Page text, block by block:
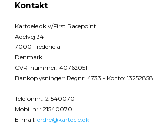
Kontakt
Kartdele.dk v/First Racepoint
Adelvej 34
7000 Fredericia
Denmark
CVR-nummer: 40762051
Bankoplysninger: Regnr: 4733 - Konto: 13252858
Telefonnr. : 21540070
Mobil nr. : 21540070
E-mail: ordre@kartdele.dk